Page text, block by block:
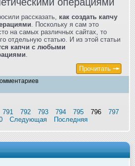
рассказать, как создать капчу
. Поскольку я сам это
на самых различных сайтах, то
отдельную статью. И из этой статьи
капчи с любыми
Прочитать
791 792 793 794 795 796
797
Следующая Последняя